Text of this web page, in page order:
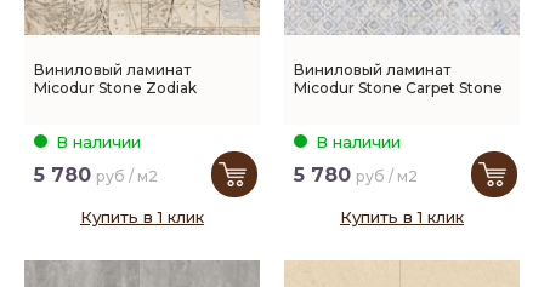
Виниловый ламинат
Micodur Stone Zodiak
В наличии
5 780 руб / м2
Купить в 1 клик
Виниловый ламинат
Micodur Stone Carpet Stone
В наличии
5 780 руб / м2
Купить в 1 клик